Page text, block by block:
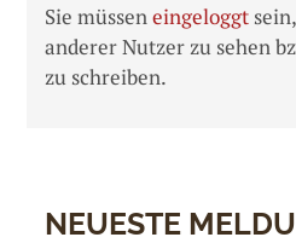
Sie müsseneingeloggt
anderer Nutzer zu sehen
zu schreiben.
NEUESTE